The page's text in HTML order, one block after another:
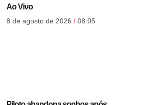
Ao Vivo
8 de agosto de 2026 08:05